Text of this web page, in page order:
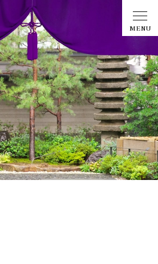
MENU